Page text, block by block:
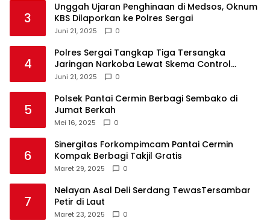
3
Unggah Ujaran Penghinaan di Medsos, Oknum
KBS Dilaporkan ke Polres Sergai
Juni 21, 2025 0
4
Polres Sergai Tangkap Tiga Tersangka
Jaringan Narkoba Lewat Skema Control
Delivery
Juni 21, 2025 0
5
Polsek Pantai Cermin Berbagi Sembako di
Jumat Berkah
Mei 16, 2025 0
6
Sinergitas Forkompimcam Pantai Cermin
Kompak Berbagi Takjil Gratis
Maret 29, 2025 0
7
Nelayan Asal Deli Serdang TewasTersambar
Petir di Laut
Maret 23, 2025 0